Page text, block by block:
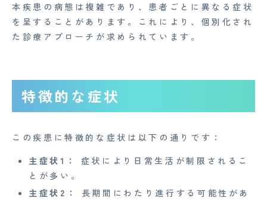
本疾患の病態は複雑であり、患者ごとに異なる症状
を呈することがあります。これにより、個別化され
た診療アプローチが求められています。
特徴的な症状
この疾患に特徴的な症状は以下の通りです：
主症状1：
症状により日常生活が制限されるこ
とが多い。
主症状2：
長期間にわたり進行する可能性があ